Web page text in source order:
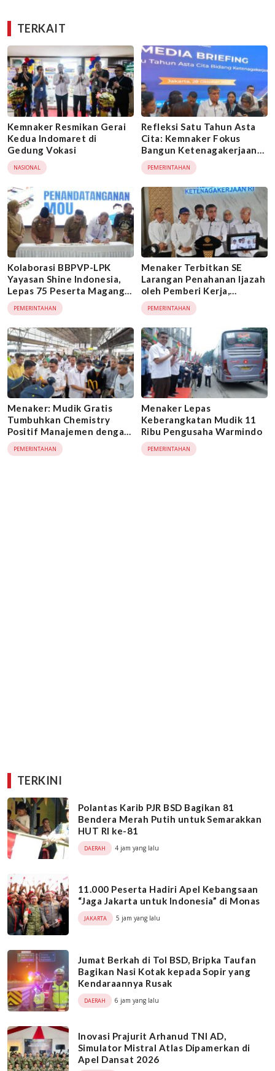
TERKAIT
Kemnaker Resmikan Gerai
Kedua Indomaret di
Gedung Vokasi
NASIONAL
Refleksi Satu Tahun Asta
Cita: Kemnaker Fokus
Bangun Ketenagakerjaan
Adil, Inklusif, dan Berdaya
Saing
PEMERINTAHAN
Kolaborasi BBPVP-LPK
Yayasan Shine Indonesia,
Lepas 75 Peserta Magang
ke Jepang
PEMERINTAHAN
Menaker Terbitkan SE
Larangan Penahanan Ijazah
oleh Pemberi Kerja,
Tegaskan Komitmen
Lindungi Pekerja
PEMERINTAHAN
Menaker: Mudik Gratis
Tumbuhkan Chemistry
Positif Manajemen dengan
Pekerja
PEMERINTAHAN
Menaker Lepas
Keberangkatan Mudik 11
Ribu Pengusaha Warmindo
PEMERINTAHAN
TERKINI
Polantas Karib PJR BSD Bagikan 81
Bendera Merah Putih untuk Semarakkan
HUT RI ke-81
DAERAH 4 jam yang lalu
11.000 Peserta Hadiri Apel Kebangsaan
“Jaga Jakarta untuk Indonesia” di Monas
JAKARTA 5 jam yang lalu
Jumat Berkah di Tol BSD, Bripka Taufan
Bagikan Nasi Kotak kepada Sopir yang
Kendaraannya Rusak
DAERAH 6 jam yang lalu
Inovasi Prajurit Arhanud TNI AD,
Simulator Mistral Atlas Dipamerkan di
Apel Dansat 2026